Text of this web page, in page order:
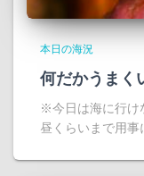
本日の海況
何だかうまく
※今日は海に行け
昼くらいまで用事